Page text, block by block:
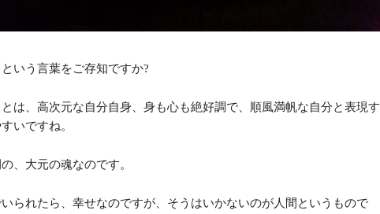
いう言葉をご存知ですか?
は、高次元な自分自身、身も心も絶好調で、順風満帆な自分と表現す
いですね。
、大元の魂なのです。
られたら、幸せなのですが、そうはいかないのが人間というもので